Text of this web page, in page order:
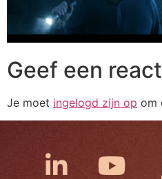
Geef een
Je moet ingelogd zijn op om